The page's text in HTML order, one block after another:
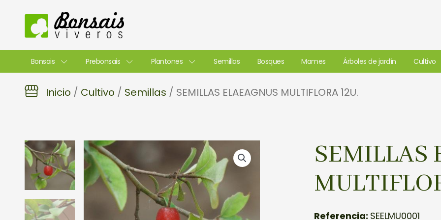
contenido
Bonsais Prebonsais Plantones Semillas Bosques Mames Árboles de jardín Cultivo
Inicio / Cultivo / Semillas / SEMILLAS ELAEAGNUS MULTIFLORA 12U.
SEMILLAS
Referencia: SEELMU0001